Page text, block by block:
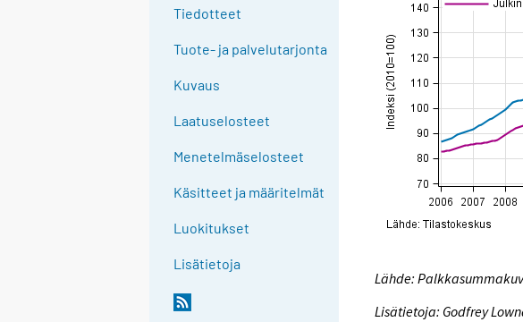
Tiedotteet
Tuote- ja palvelutarjonta
Kuvaus
Laatuselosteet
Menetelmäselosteet
Käsitteet ja määritelmät
Luokitukset
Lisätietoja
Lähde:
Lisätietoja: Godfrey